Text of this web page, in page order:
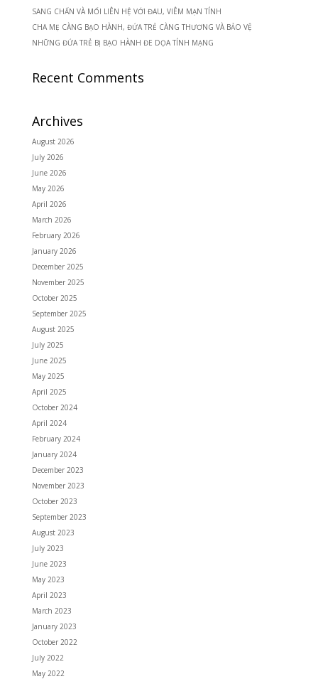
SANG CHẤN VÀ MỐI LIÊN HỆ VỚI ĐAU, VIÊM MẠN TÍNH
CHA MẸ CÀNG BẠO HÀNH, ĐỨA TRẺ CÀNG THƯƠNG VÀ BẢO VỆ
NHỮNG ĐỨA TRẺ BỊ BẠO HÀNH ĐE DỌA TÍNH MẠNG
Recent Comments
Archives
August 2026
July 2026
June 2026
May 2026
April 2026
March 2026
February 2026
January 2026
December 2025
November 2025
October 2025
September 2025
August 2025
July 2025
June 2025
May 2025
April 2025
October 2024
April 2024
February 2024
January 2024
December 2023
November 2023
October 2023
September 2023
August 2023
July 2023
June 2023
May 2023
April 2023
March 2023
January 2023
October 2022
July 2022
May 2022